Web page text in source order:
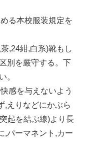
る本校服装規定を
,24紺,白系)靴もし
別を厳守する。下
。
感を与えないよう
,えりなどにかぶら
起を結ぶ線)より長
,パーマネント,カー